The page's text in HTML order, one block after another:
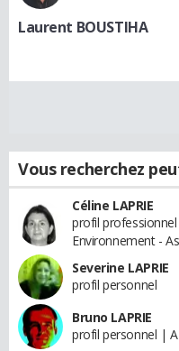
Laurent BOUSTIHA
Vous recherchez
Céline LAPRIE
profil
Environnement -
Severine LAPRIE
profil personnel
Bruno LAPRIE
profil personnel |